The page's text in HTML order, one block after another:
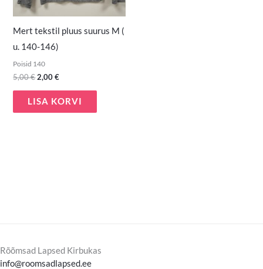
Mert tekstil pluus suurus M (
u. 140-146)
Poisid 140
5,00€2,00€
LISA KORVI
Rõõmsad Lapsed Kirbukas
info@roomsadlapsed.ee